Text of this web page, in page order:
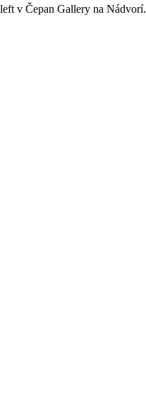
v Čepan Gallery na Nádvorí.